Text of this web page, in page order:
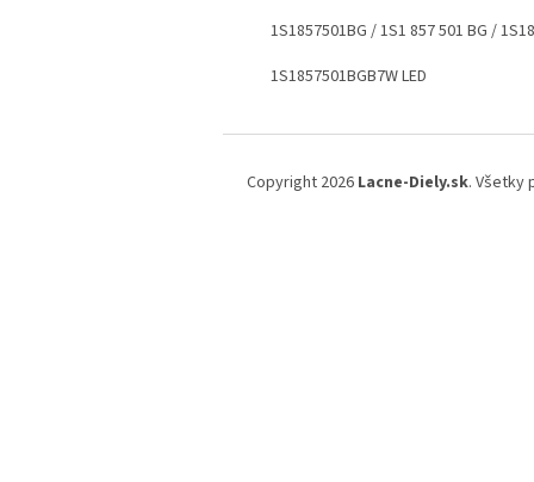
1S1857501BG / 1S1 857 501 BG /
1S1857501BGB7W LED
Copyright 2026 Lacne-Diely.sk. Všetky